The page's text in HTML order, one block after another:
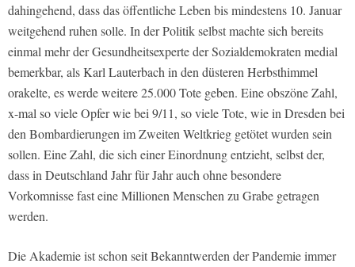
dahingehend, dass das öffentliche Leben bis mindestens 10. Januar
weitgehend ruhen solle. In der Politik selbst machte sich bereits
einmal mehr der Gesundheitsexperte der Sozialdemokraten medial
bemerkbar, als Karl Lauterbach in den düsteren Herbsthimmel
orakelte, es werde weitere 25.000 Tote geben. Eine obszöne Zahl,
x-mal so viele Opfer wie bei 9/11, so viele Tote, wie in Dresden bei
den Bombardierungen im Zweiten Weltkrieg getötet wurden sein
sollen. Eine Zahl, die sich einer Einordnung entzieht, selbst der,
dass in Deutschland Jahr für Jahr auch ohne besondere
Vorkomnisse fast eine Millionen Menschen zu Grabe getragen
werden.
Die Akademie ist schon seit Bekanntwerden der Pandemie immer